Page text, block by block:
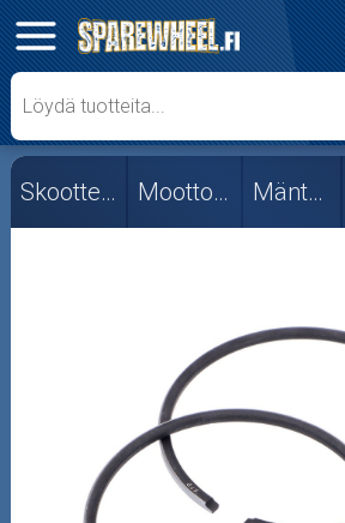
✕
Mopon osat
Skootterin osat
50cc
Crossipyörän osat
Moottoripyörän osat
Skootterin osat Moottorin osat Mäntäsarjat